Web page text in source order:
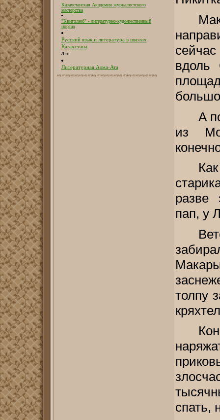
Казахстанская Академия журналистского
мастерства
"Книголюб" - литературно-художественный
портал
Русский язык и литература в школах
Казахстана
/li>
Литературная Алма-Ата
вдоль
А
из
разве
пап, у
толпу
спать,